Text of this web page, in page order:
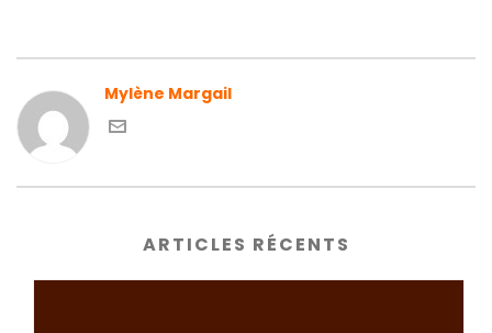
Mylène Margail
ARTICLES RÉCENTS